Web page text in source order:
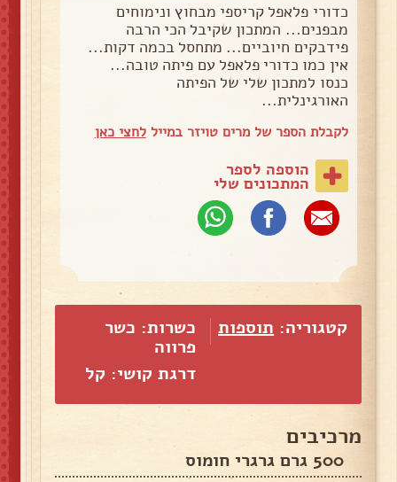
כדורי פלאפל קריספי מבחוץ ונימוחים
מבפנים... המתכון שקיבל הכי הרבה
פידבקים חיוביים... מתחסל בכמה דקות...
אין כמו כדורי פלאפל עם פיתה טובה...
כנסו למתכון שלי של הפיתה
האורגינלית...
לקבלת הספר של מרים טויזר במייללחצי כאן
הוספה לספר
המתכונים שלי
קטגוריה:תוספות
כשרות: כשר
פרווה
דרגת קושי: קל
מרכיבים
500 גרם גרגרי חומוס